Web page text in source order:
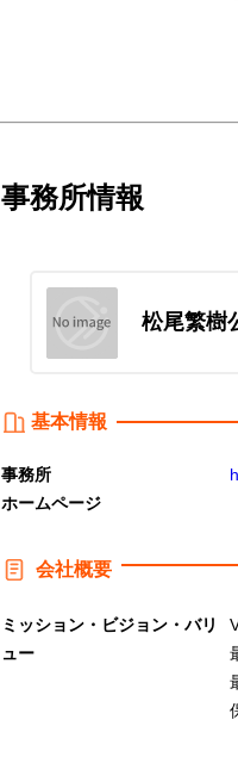
事務所情報
松尾繁樹
基本情報
事務所
ホームページ
会社概要
ミッション・ビジョン・バリ
ュー